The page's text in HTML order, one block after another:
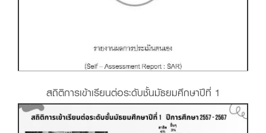
สถิติการเข้าเรียนต่อระดับชั้นมัธยมศึกษาปีที่ 1